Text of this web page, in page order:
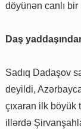
döyünən canlı
Daş
Sadıq Dadaşov
deyildi,
çıxaran ilk böyük
illərdə